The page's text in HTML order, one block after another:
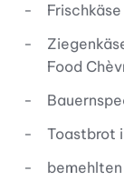
Food
Toastbrot